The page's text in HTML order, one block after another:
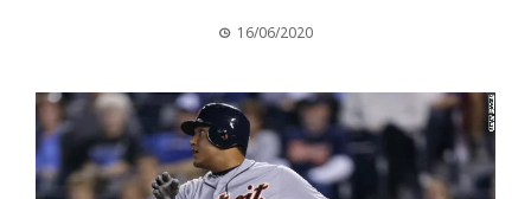
16/06/2020